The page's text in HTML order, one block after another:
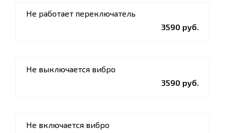
Не работает переключатель
3590 руб.
Не выключается вибро
3590 руб.
Не включается вибро